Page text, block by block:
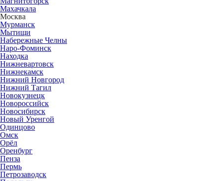
Махачкала
Москва
Мурманск
Мытищи
Набережные Челны
Наро-Фоминск
Находка
Нижневартовск
Нижнекамск
Нижний Новгород
Нижний Тагил
Новокузнецк
Новороссийск
Новосибирск
Новый Уренгой
Одинцово
Омск
Орёл
Оренбург
Пенза
Пермь
Петрозаводск